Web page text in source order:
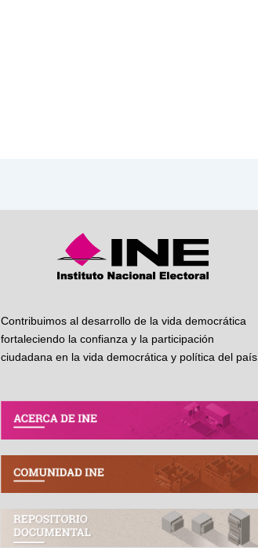
Contribuimos al desarrollo de la vida democrática
fortaleciendo la confianza y la participación
ciudadana en la vida democrática y política del país.